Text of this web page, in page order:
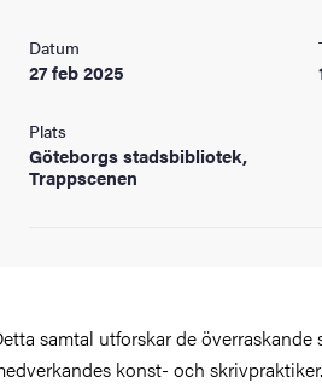
Datum
27 feb 2025
Plats
Göteborgs stadsbibliotek,
Trappscenen
samtal utforskar de
konst- och skrivpraktiker.